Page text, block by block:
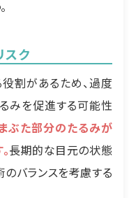
ク
割があるため、過度
みを促進する可能性
ぶた部分のたるみが
長期的な目元の状態
バランスを考慮する